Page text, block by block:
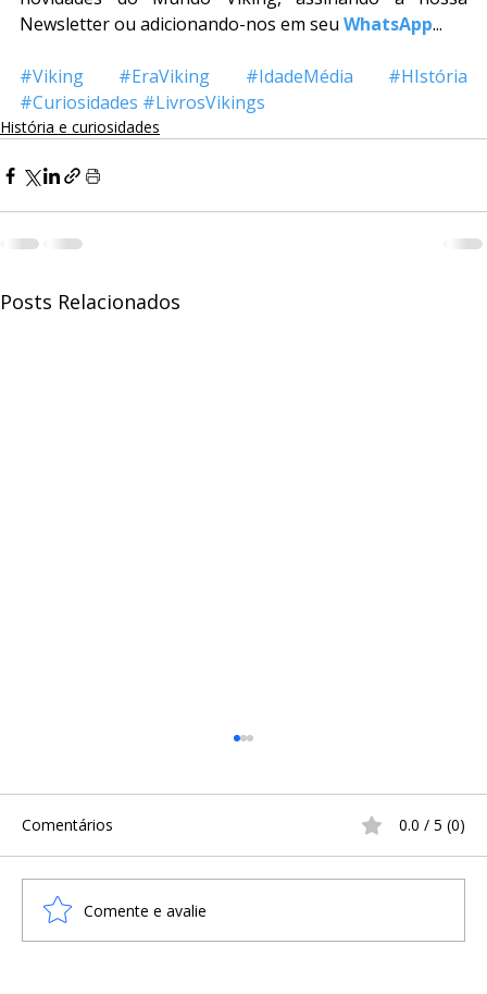
Newsletter ou adicionando-nos em seu WhatsApp...
#Viking #EraViking #IdadeMédia #
#Curiosidades #LivrosVikings
História e curiosidades
Posts Relacionados
Comentários 0.0 / 5 (0)
Comente e avalie